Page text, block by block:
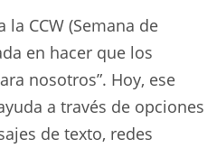
CCW (Semana de
en hacer que los
nosotros”. Hoy, ese
a través de opciones
de texto, redes